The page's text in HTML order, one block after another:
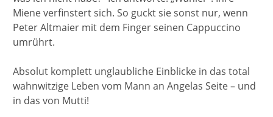
Miene verfinstert sich. So guckt sie sonst nur, wenn
Peter Altmaier mit dem Finger seinen Cappuccino
umrührt.
Absolut komplett unglaubliche Einblicke in das total
wahnwitzige Leben vom Mann an Angelas Seite – und
in das von Mutti!